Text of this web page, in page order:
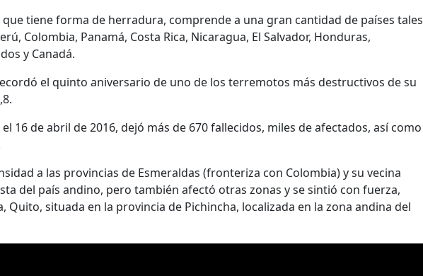
tiene forma de herradura, comprende a una gran cantidad de países tales
Colombia, Panamá, Costa Rica, Nicaragua, El Salvador, Honduras,
y Canadá.
el quinto aniversario de uno de los terremotos más destructivos de su
16 de abril de 2016, dejó más de 670 fallecidos, miles de afectados, así como
a las provincias de Esmeraldas (fronteriza con Colombia) y su vecina
del país andino, pero también afectó otras zonas y se sintió con fuerza,
Quito, situada en la provincia de Pichincha, localizada en la zona andina del